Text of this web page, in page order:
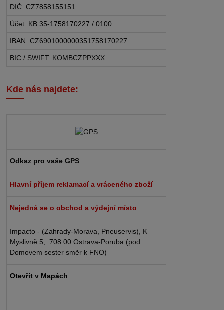
DIČ: CZ7858155151
Účet: KB 35-1758170227 / 0100
IBAN: CZ6901000000351758170227
BIC / SWIFT: KOMBCZPPXXX
Kde nás najdete:
Odkaz pro vaše GPS
Hlavní příjem reklamací a vráceného zboží
Nejedná se o obchod a výdejní místo
Impacto - (Zahrady-Morava, Pneuservis), K
Myslivně 5, 708 00 Ostrava-Poruba (pod
Domovem sester směr k FNO)
Otevřít v Mapách